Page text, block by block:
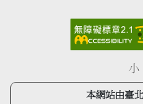
小
本網站由臺